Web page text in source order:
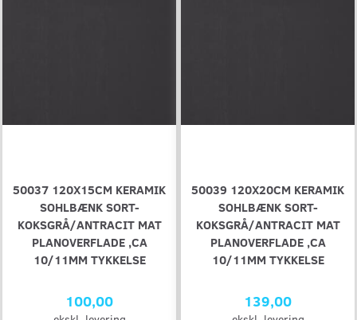
50037 120X15CM KERAMIK
SOHLBÆNK SORT-
KOKSGRÅ/ANTRACIT MAT
PLANOVERFLADE ,CA
10/11MM TYKKELSE
100,00
50039 120X20CM KERAMIK
SOHLBÆNK SORT-
KOKSGRÅ/ANTRACIT MAT
PLANOVERFLADE ,CA
10/11MM TYKKELSE
139,00